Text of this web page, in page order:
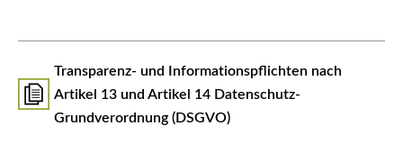
Transparenz- und Informationspflichten nach
Artikel 13 und Artikel 14 Datenschutz-
Grundverordnung (DSGVO)